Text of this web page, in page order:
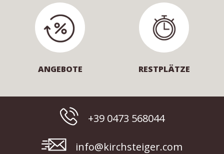
ANGEBOTE RESTPLÄTZE
+39 0473 568044
info@kirchsteiger.com